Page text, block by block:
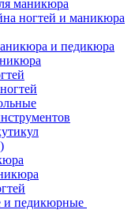
маникюра
ногтей и маникюра
и педикюра
и педикюрные